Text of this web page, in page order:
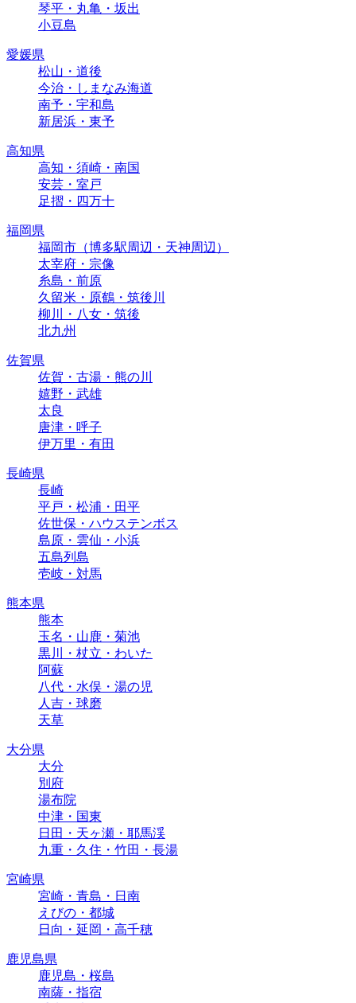
琴平・丸亀・坂出
小豆島
愛媛県
松山・道後
今治・しまなみ海道
南予・宇和島
新居浜・東予
高知県
高知・須崎・南国
安芸・室戸
足摺・四万十
福岡県
福岡市（博多駅周辺・天神周辺）
太宰府・宗像
糸島・前原
久留米・原鶴・筑後川
柳川・八女・筑後
北九州
佐賀県
佐賀・古湯・熊の川
嬉野・武雄
太良
唐津・呼子
伊万里・有田
長崎県
長崎
平戸・松浦・田平
佐世保・ハウステンボス
島原・雲仙・小浜
五島列島
壱岐・対馬
熊本県
熊本
玉名・山鹿・菊池
黒川・杖立・わいた
阿蘇
八代・水俣・湯の児
人吉・球磨
天草
大分県
大分
別府
湯布院
中津・国東
日田・天ヶ瀬・耶馬渓
九重・久住・竹田・長湯
宮崎県
宮崎・青島・日南
えびの・都城
日向・延岡・高千穂
鹿児島県
鹿児島・桜島
南薩・指宿